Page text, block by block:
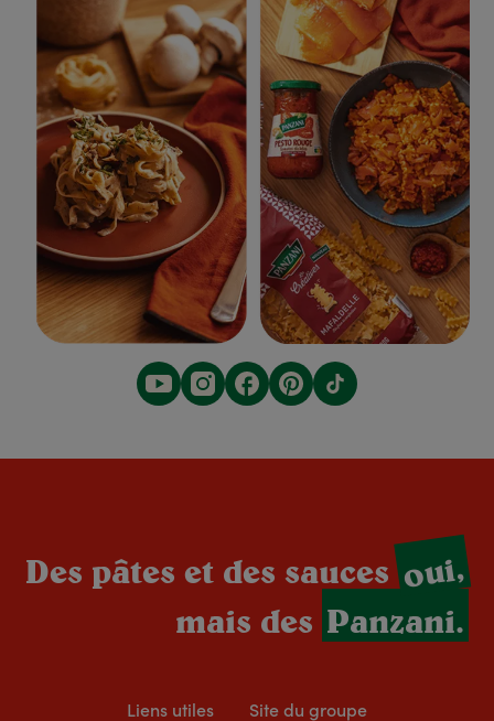
Des pâtes et des saucesoui,
mais des Panzani.
Liens utiles Site du groupe